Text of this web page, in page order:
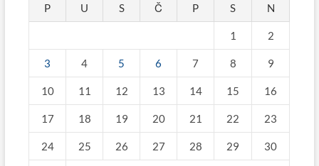
P U S Č P S N
1 2
3 4 5 6 7 8 9
10 11 12 13 14 15 16
17 18 19 20 21 22 23
24 25 26 27 28 29 30